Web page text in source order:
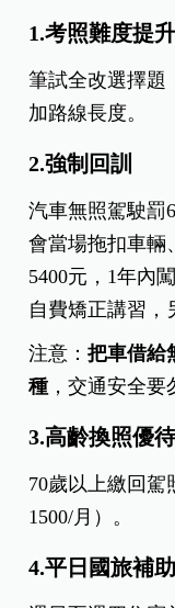
1.考照難度提升
筆試全改選擇題
加路線長度。
2.強制回訓
汽車無照駕駛罰
會當場拖扣車輛
5400元，1年內
自費矯正講習，
注意：把車借給
種 ，交通安全要
3.高齡換照優
70歲以上繳回駕
1500/月）。
4.平日國旅補助